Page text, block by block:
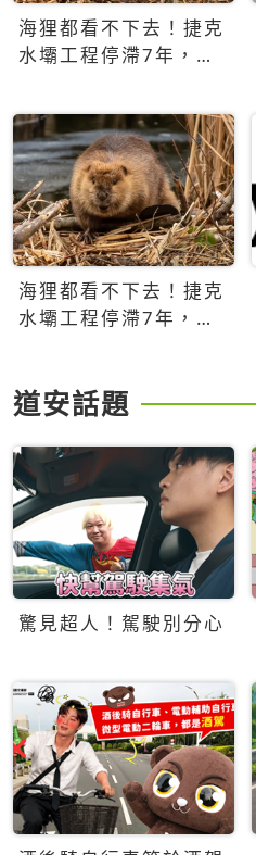
海狸都看不下去！捷克
水壩工程停滯7年，海
海狸都看不下去！捷克
水壩工程停滯7年，海
道安話題
驚見超人！駕駛別分心